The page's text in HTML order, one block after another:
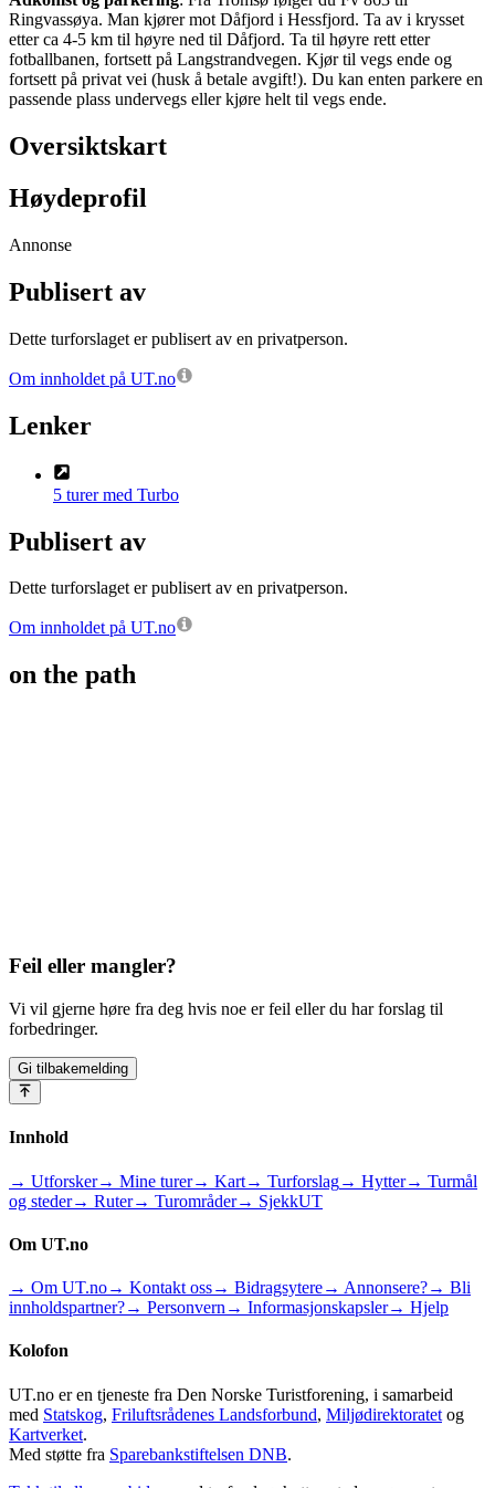
Ringvassøya. Man kjører mot Dåfjord i Hessfjord. Ta av i krysset
etter ca 4-5 km til høyre ned til Dåfjord. Ta til høyre rett etter
fotballbanen, fortsett på Langstrandvegen. Kjør til vegs ende og
fortsett på privat vei (husk å betale avgift!). Du kan enten parkere en
passende plass undervegs eller kjøre helt til vegs ende.
Oversiktskart
Høydeprofil
Annonse
Publisert av
Dette turforslaget er publisert av en privatperson.
Om innholdet på UT.no
Lenker
5 turer med Turbo
Publisert av
Dette turforslaget er publisert av en privatperson.
Om innholdet på UT.no
on the path
Feil eller mangler?
Vi vil gjerne høre fra deg hvis noe er feil eller du har forslag til
forbedringer.
Gi tilbakemelding
Innhold
→ Utforsker→ Mine turer→ Kart→ Turforslag→ Hytter→ Turmål
og steder→ Ruter→ Turområder→ SjekkUT
Om UT.no
→ Om UT.no→ Kontakt oss→ Bidragsytere→ Annonsere?→ Bli
innholdspartner?→ Personvern → Informasjonskapsler→ Hjelp
Kolofon
UT.no er en tjeneste fra Den Norske Turistforening, i samarbeid
med Statskog, Friluftsrådenes Landsforbund, Miljødirektoratet og
Kartverket.
Med støtte fra Sparebankstiftelsen DNB.